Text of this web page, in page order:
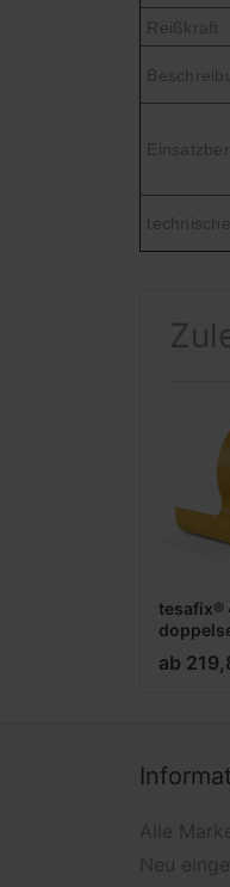
Reißkraft
tesafix®
ab
Alle
Neu